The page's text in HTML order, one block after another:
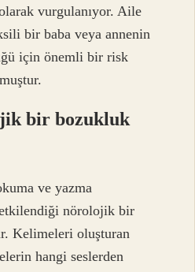
vurgulanıyor. Aile
bir baba veya annenin
için önemli bir risk
bir bozukluk
ve yazma
nörolojik bir
Kelimeleri oluşturan
hangi seslerden